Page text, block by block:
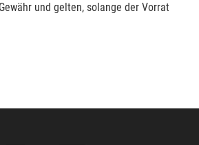
und gelten, solange der Vorrat